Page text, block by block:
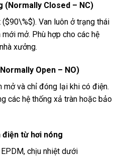
(Normally Closed – NC)
($90\%$). Van luôn ở trạng thái
mở. Phù hợp cho các hệ
xưởng.
Open – NO)
mở và chỉ đóng lại khi có điện.
các hệ thống xả tràn hoặc bảo
điện từ hơi nóng
chịu nhiệt dưới